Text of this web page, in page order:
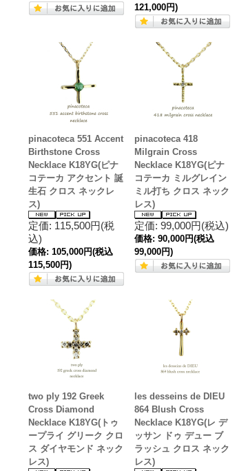
121,000円)
pinacoteca 551 Accent
Birthstone Cross
Necklace K18YG(ピナ
コテーカ アクセント 誕
生石 クロス ネックレ
ス)
定価: 115,500円(税
込)
価格: 105,000円(税込
115,500円)
pinacoteca 418
Milgrain Cross
Necklace K18YG(ピナ
コテーカ ミルグレイン
ミル打ち クロス ネック
レス)
定価: 99,000円(税込)
価格: 90,000円(税込
99,000円)
two ply 192 Greek
Cross Diamond
Necklace K18YG(トゥ
ープライ グリーク クロ
ス ダイヤモンド ネック
レス)
les desseins de DIEU
864 Blush Cross
Necklace K18YG(レ デ
ッサン ドゥ デュー ブ
ラッシュ クロス ネック
レス)